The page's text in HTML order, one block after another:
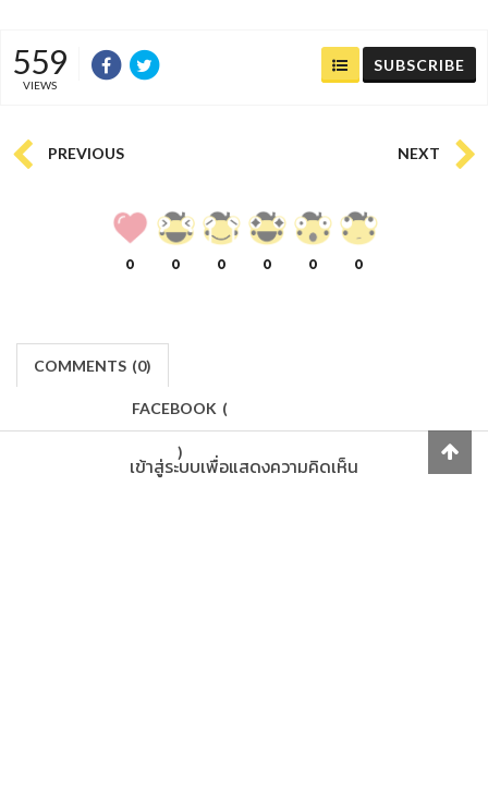
559
VIEWS
SUBSCRIBE
PREVIOUS NEXT
0 0 0 0 0 0
COMMENTS (0)
FACEBOOK (
)
เข้าสู่ระบบเพื่อแสดงความคิดเห็น